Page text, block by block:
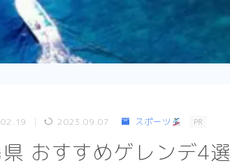
2023.09.07 スポーツ PR
おすすめゲレンデ4選